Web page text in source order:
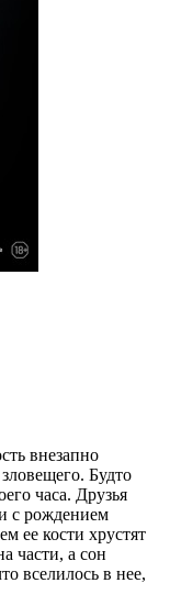
внезапно
Будто
часа. Друзья
с рождением
ее кости хрустят
части, а сон
вселилось в нее,